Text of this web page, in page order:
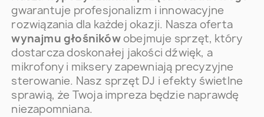
gwarantuje profesjonalizm i innowacyjne
rozwiązania dla każdej okazji. Nasza oferta
wynajmu głośnikówobejmuje sprzęt, który
dostarcza doskonałej jakości dźwięk, a
mikrofony i miksery zapewniają precyzyjne
sterowanie. Nasz sprzęt DJ i efekty świetlne
sprawią, że Twoja impreza będzie naprawdę
niezapomniana.